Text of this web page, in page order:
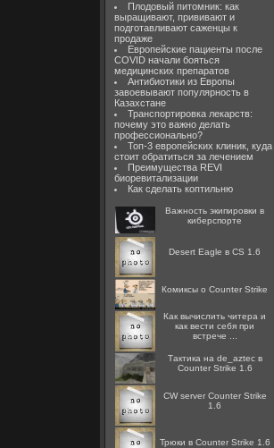
Плодовый питомник: как
выращивают, прививают и
подготавливают саженцы к
продаже
Европейские пациенты после
COVID начали бояться
медицинских препаратов
Антибиотики из Европы
завоевывают популярность в
Казахстане
Транспортировка лекарств:
почему это важно делать
профессионально?
Топ-3 европейских клиник, куда
стоит обратиться за лечением
Преимущества REVI
биоревитализации
Как сделать коптильню
Важность экипировки в
киберспорте
Desert Eagle в CS 1.6
Комиксы о Counter Strike
Как вычислить читера и
как вести себя при
встрече ...
Тактика на de_aztec в
Counter Strike 1.6
CW server Counter Strike
1.6
Трюки в Counter Strike 1.6